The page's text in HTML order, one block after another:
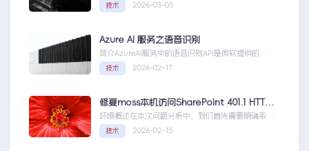
器，然后获取你的证书NGINX版本的，这里就不
赘...Coolify开发教程-配置自定义域名和证书
技术 2026-03-05
Azure AI 服务之语音识别
简介AzureAI服务中的语音识别API是微软提供的一
项先进技术，旨在帮助开发者轻松实现语...AzureAI
服务之语音识别
技术 2026-02-17
修复moss本机访问SharePoint 401.1 HTTP错误
环境概述在本次问题分析中，我们首先需要明确系统
的运行环境。了解环境配置不仅能帮助我们定位问
题，也为...修复moss本机访问
技术 2026-02-15